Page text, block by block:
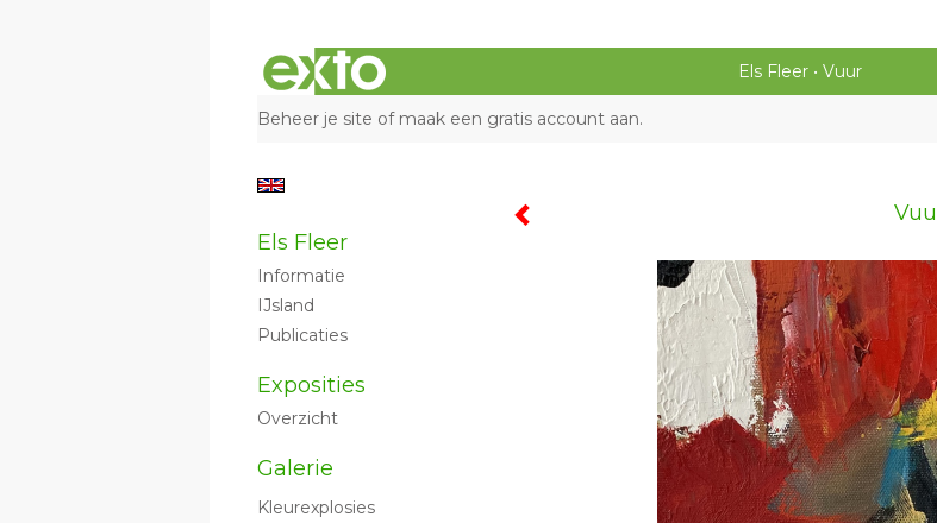
Els Fleer Vuur
Beheer je site of maak een gratis account aan.
Els Fleer
Informatie
IJsland
Publicaties
Exposities
Overzicht
Galerie
Kleurexplosies